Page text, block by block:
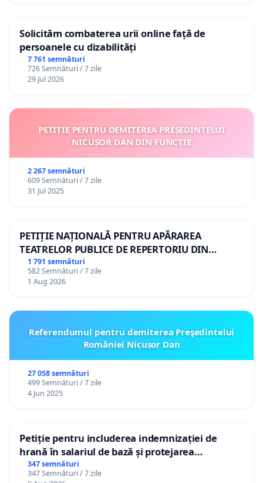
Solicităm combaterea urii online față de
persoanele cu dizabilități
7 761 semnături
726 Semnături / 7 zile
29 Jul 2026
PETIȚIE PENTRU DEMITEREA PREȘEDINTELUI
NICUȘOR DAN DIN FUNCȚIE
2 267 semnături
609 Semnături / 7 zile
31 Jul 2025
PETIȚIE NAȚIONALĂ PENTRU APĂRAREA
TEATRELOR PUBLICE DE REPERTORIU DIN
ROMÂNIA
1 791 semnături
582 Semnături / 7 zile
1 Aug 2026
Referendumul pentru demiterea Preşedintelui
României Nicusor Dan
27 058 semnături
499 Semnături / 7 zile
4 Jun 2025
Petiție pentru includerea indemnizației de
hrană în salariul de bază și protejarea
gradațiilor de vechime pentru asistenții
personali
347 semnături
347 Semnături / 7 zile